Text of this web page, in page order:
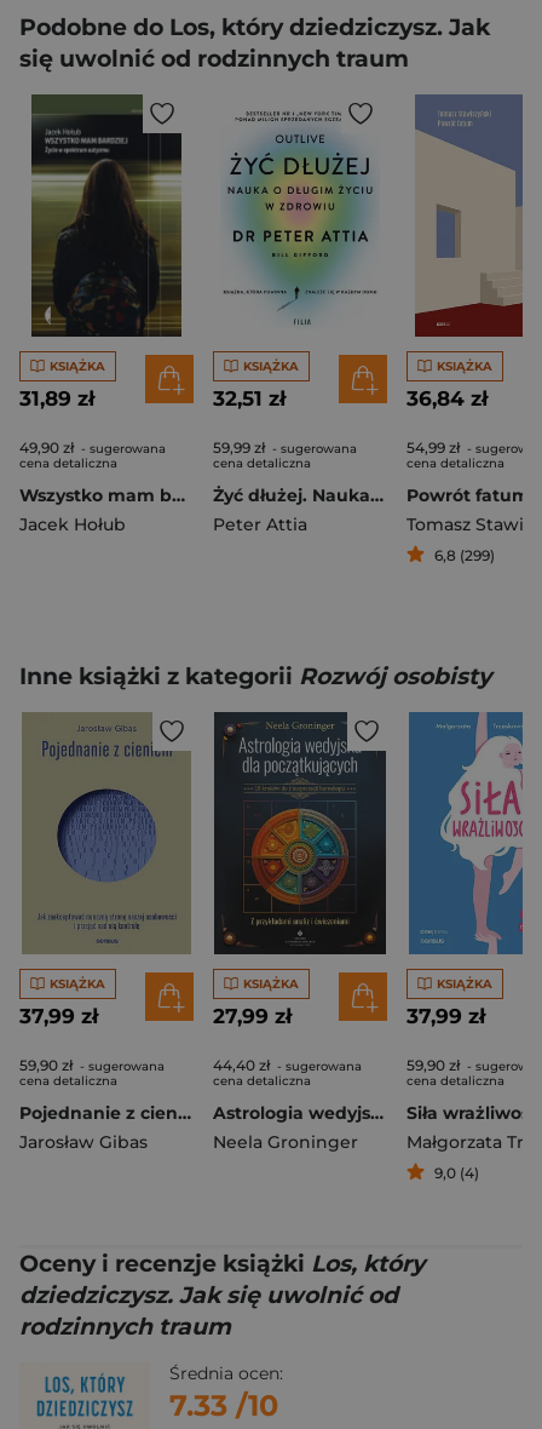
Podobne do Los, który dziedziczysz. Jak
się uwolnić od rodzinnych traum
KSIĄŻKA
31,89 zł
49,90 zł - sugerowana
cena detaliczna
Wszystko mam bardziej. Życie w spektrum autyzmu wyd. 2
Jacek Hołub
KSIĄŻKA
32,51 zł
59,99 zł - sugerowana
cena detaliczna
Żyć dłużej. Nauka o długim życiu w zdrowiu
Peter Attia
KSIĄŻKA
36,84 zł
54,99 zł -
cena detaliczna
Powrót fatum
6,8 (299)
Inne książki z kategorii Rozwój osobisty
KSIĄŻKA
37,99 zł
59,90 zł - sugerowana
cena detaliczna
Pojednanie z cieniem. Jak zaakceptować i przejąć kontrolę nad mroczną stroną naszej osobowości, którą skrywamy przed światem i samym sobą
Jarosław Gibas
KSIĄŻKA
27,99 zł
44,40 zł - sugerowana
cena detaliczna
Astrologia wedyjska dla początkujących. 10 kroków do interpretacji horoskopu
Neela Groninger
KSIĄŻKA
37,99 zł
59,90 zł -
cena detaliczna
9,0 (4)
Oceny i recenzje książki Los, który
dziedziczysz. Jak się uwolnić od
rodzinnych traum
Średnia ocen:
7.33 /10